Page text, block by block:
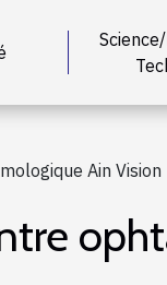
Ain Vision